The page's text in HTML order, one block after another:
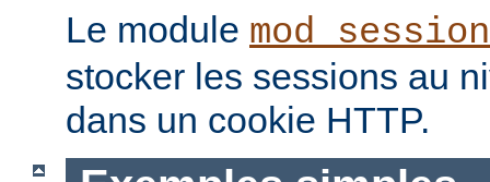
Le module
stocker les sessions au
dans un cookie HTTP.